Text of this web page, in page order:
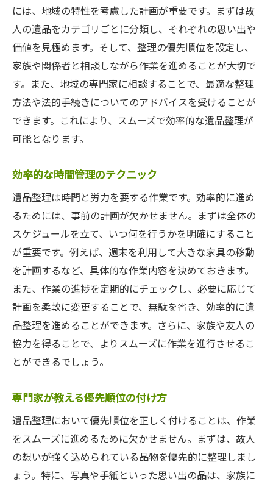
には、地域の特性を考慮した計画が重要です。まずは故
人の遺品をカテゴリごとに分類し、それぞれの思い出や
価値を見極めます。そして、整理の優先順位を設定し、
家族や関係者と相談しながら作業を進めることが大切で
す。また、地域の専門家に相談することで、最適な整理
方法や法的手続きについてのアドバイスを受けることが
できます。これにより、スムーズで効率的な遺品整理が
可能となります。
効率的な時間管理のテクニック
遺品整理は時間と労力を要する作業です。効率的に進め
るためには、事前の計画が欠かせません。まずは全体の
スケジュールを立て、いつ何を行うかを明確にすること
が重要です。例えば、週末を利用して大きな家具の移動
を計画するなど、具体的な作業内容を決めておきます。
また、作業の進捗を定期的にチェックし、必要に応じて
計画を柔軟に変更することで、無駄を省き、効率的に遺
品整理を進めることができます。さらに、家族や友人の
協力を得ることで、よりスムーズに作業を進行させるこ
とができるでしょう。
専門家が教える優先順位の付け方
遺品整理において優先順位を正しく付けることは、作業
をスムーズに進めるために欠かせません。まずは、故人
の想いが強く込められている品物を優先的に整理しまし
ょう。特に、写真や手紙といった思い出の品は、家族に